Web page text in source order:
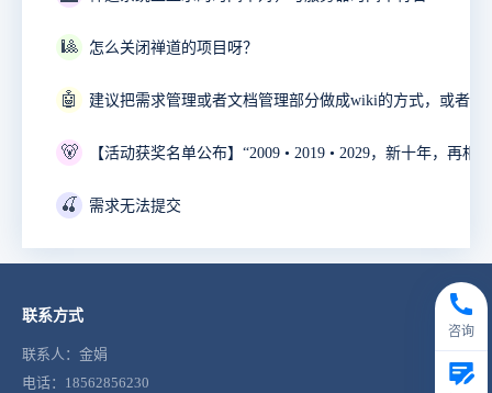
🎱 怎么关闭禅道的项目呀？
🤖
🐻
🍒 需求无法提交
联系方式
联系人：金娟
电话：18562856230
咨询